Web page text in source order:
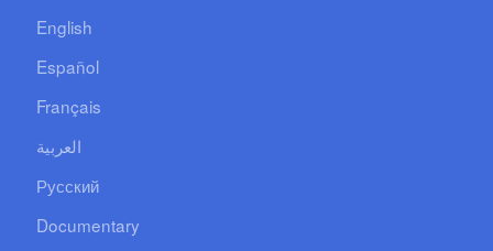
English
Español
Français
العربية
Русский
Documentary